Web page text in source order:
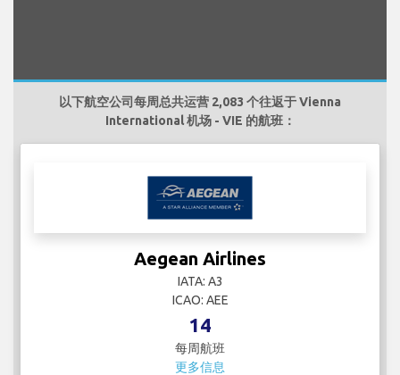
以下航空公司每周总共运营 2,083 个往返于 Vienna
International 机场 - VIE 的航班：
Aegean Airlines
IATA: A3
ICAO: AEE
14
每周航班
更多信息